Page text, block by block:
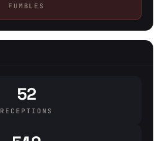
FUMBLES
52
RECEPTIONS